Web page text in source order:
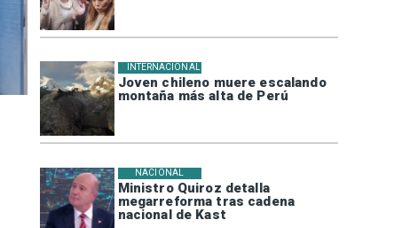
Joven chileno muere escalando
montaña más alta de Perú
INTERNACIONAL
Ministro Quiroz detalla
megarreforma tras cadena
nacional de Kast
NACIONAL